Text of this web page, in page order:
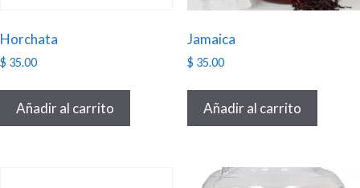
Horchata
$ 35.00
Añadir al carrito
Jamaica
$ 35.00
Añadir al carrito